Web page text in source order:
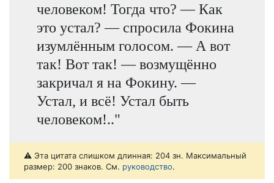
человеком! Тогда что? — Как
это устал? — спросила Фокина
изумлённым голосом. — А вот
так! Вот так! — возмущённо
закричал я на Фокину. —
Устал, и всё! Устал быть
человеком!.."
⚠️ Эта цитата слишком длинная: 204 зн. Максимальный
размер: 200 знаков. См. руководство.